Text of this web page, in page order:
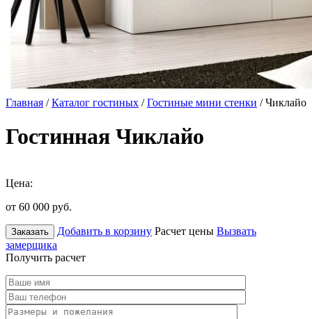
Главная /Каталог гостиных /Гостиные мини стенки / Чиклайо
Гостинная Чиклайо
Цена:
от 60 000 руб.
Заказать Добавить в корзину Расчет цены Вызвать
замерщика
Получить расчет